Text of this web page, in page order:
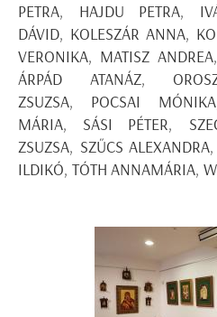
PETRA, HAJDU PETRA,
DÁVID, KOLESZÁR ANNA,
VERONIKA, MATISZ
ÁRPÁD ATANÁZ,
ZSUZSA, POCSAI
MÁRIA, SÁSI PÉTER,
ZSUZSA, SZŰCS
ILDIKÓ, TÓTH ANNAMÁRIA,